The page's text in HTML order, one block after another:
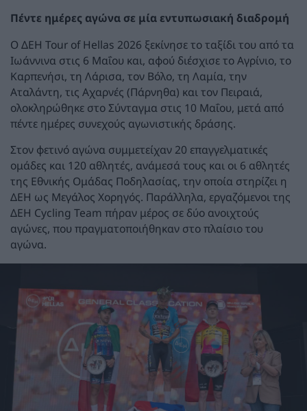
Πέντε ημέρες αγώνα σε μία εντυπωσιακή διαδρομή
Ο ΔΕΗ Tour of Hellas 2026 ξεκίνησε το ταξίδι του από τα
Ιωάννινα στις 6 Μαΐου και, αφού διέσχισε το Αγρίνιο, το
Καρπενήσι, τη Λάρισα, τον Βόλο, τη Λαμία, την
Αταλάντη, τις Αχαρνές (Πάρνηθα) και τον Πειραιά,
ολοκληρώθηκε στο Σύνταγμα στις 10 Μαΐου, μετά από
πέντε ημέρες συνεχούς αγωνιστικής δράσης.
Στον φετινό αγώνα συμμετείχαν 20 επαγγελματικές
ομάδες και 120 αθλητές, ανάμεσά τους και οι 6 αθλητές
της Εθνικής Ομάδας Ποδηλασίας, την οποία στηρίζει η
ΔΕΗ ως Μεγάλος Χορηγός. Παράλληλα, εργαζόμενοι της
ΔΕΗ Cycling Team πήραν μέρος σε δύο ανοιχτούς
αγώνες, που πραγματοποιήθηκαν στο πλαίσιο του
αγώνα.